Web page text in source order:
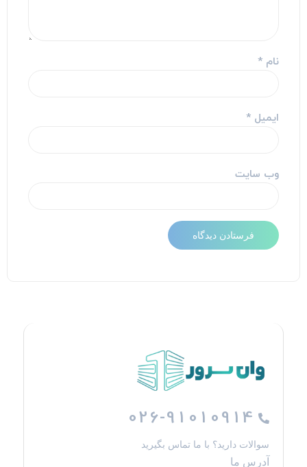
نام*
ایمیل*
وب‌ سایت
026-91010914
سوالات دارید؟ با ما تماس بگیرید
آدرس ما